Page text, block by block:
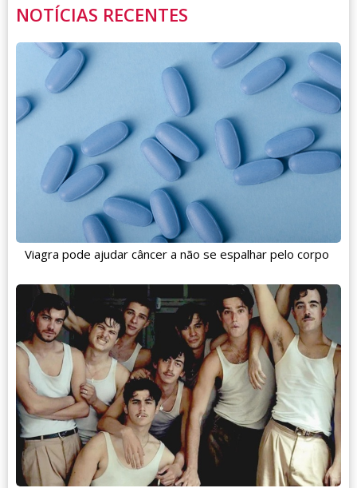
NOTÍCIAS RECENTES
Viagra pode ajudar câncer a não se espalhar pelo corpo